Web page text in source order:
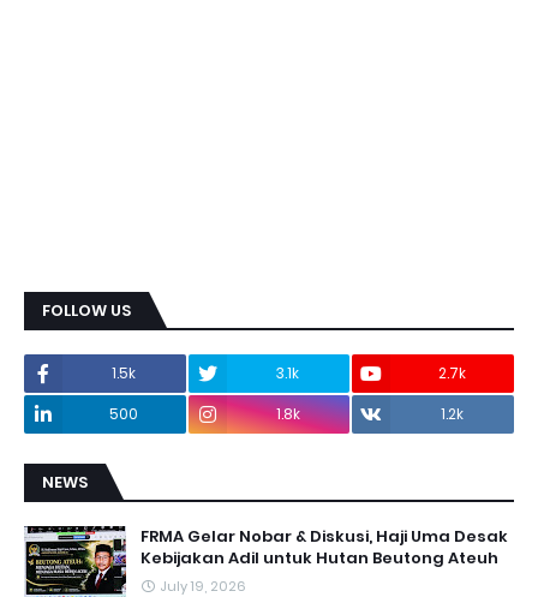
FOLLOW US
1.5k 3.1k
2.7k
500
1.8k 1.2k
NEWS
FRMA Gelar Nobar & Diskusi, Haji Uma Desak
Kebijakan Adil untuk Hutan Beutong Ateuh
July 19, 2026